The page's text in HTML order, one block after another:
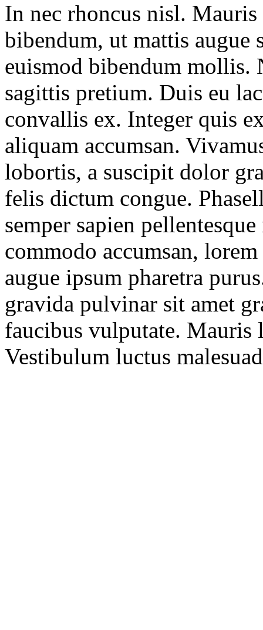
In nec rhoncus nisl.
bibendum, ut mattis augue
euismod bibendum mollis.
sagittis pretium. Duis eu
convallis ex. Integer quis
aliquam accumsan.
lobortis, a suscipit dolor
felis dictum congue.
semper sapien
commodo accumsan,
augue ipsum pharetra
gravida pulvinar sit amet
faucibus vulputate.
Vestibulum luctus